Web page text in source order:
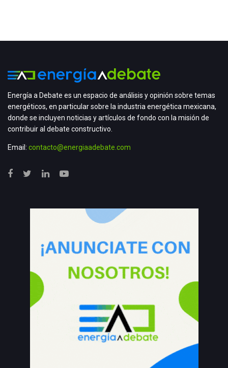
Energía a Debate es un espacio de análisis y opinión sobre temas
energéticos, en particular sobre la industria energética mexicana,
donde se incluyen noticias y artículos de fondo con la misión de
contribuir al debate constructivo.
Email: contacto@energiaadebate.com